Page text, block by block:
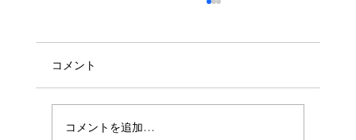
コメント
コメントを追加…